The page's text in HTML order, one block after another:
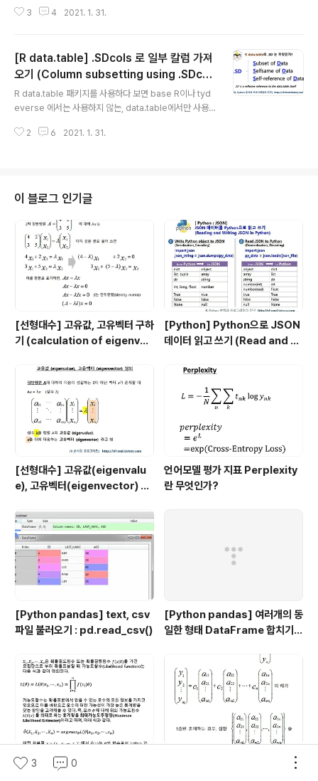
해서 여러개의 칼럼의 데이터 유형을 변환하는 방법도 같
SDcols와 lapply(), combn() 함수를 같이 사용하여 '선
형회귀 모델의 오른쪽 부분에 여러 변수의 모든 가능한 조
합을 적용하여 다루는 방법'을 소개하겠습니다. (1) 설명변
수 간 모든 가능한 조합 만들기: combn(x, m, simplify
= TRUE, ...) (2) 설명변수 간 모든 가능한 조합으로 선..
3 4 2021. 1. 31.
[R data.table] .SDcols 로 일부 칼럼 가져
오기 (Column subsetting using .SDcol
s)
R data.table 패키지를 사용하다 보면 base R이나 tyd
everse 에서는 사용하지 않는, data.table에서만 사용
이게 data.table 패키지를 굉장히 이질적이고 코드가 이
이번 포스팅에서는 data.table의 vignettes을 참조하여
R의 data.table 패키지에서 (1) .SD는 무엇인가? (What
is .SD in data.table?) (2) .SDcols 로 일부 칼럼만 가
져오기 (Column Subsetting using..
2 6 2021. 1. 31.
이 블로그 인기글
[선형대수] 고유값, 고유벡터 구하
기 (calculation of eigenval
[Python] Python으로 JSON
데이터 읽고 쓰기 (Read and W
[선형대수] 고유값(eigenvalu
e), 고유벡터(eigenvector) 의
언어모델 평가 지표 Perplexity
란 무엇인가?
[Python pandas] text, csv
파일 불러오기 : pd.read_csv()
[Python pandas] 여러개의 동
일한 형태 DataFrame 합치기 :
확률 (Probability) vs. 우도 (L
3 0